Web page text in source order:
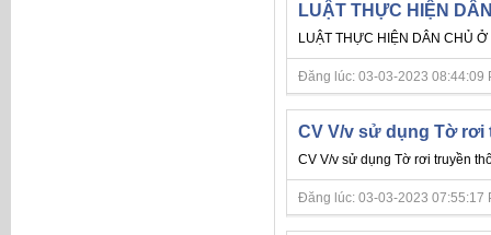
LUẬT THỰC HIỆN
LUẬT THỰC HIỆN DÂN CHỦ
Đăng lúc: 03-03-2023 08:44:09
CV V/v sử dụng Tờ
CV V/v sử dụng Tờ rơi truyền
Đăng lúc: 03-03-2023 07:55:17